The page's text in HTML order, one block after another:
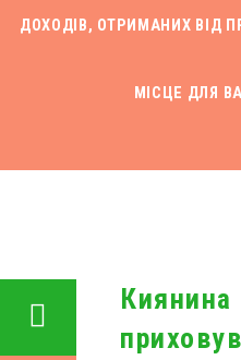
ДОХОДІВ, ОТРИМАНИХ ВІД
МІСЦЕ ДЛЯ
Киянина